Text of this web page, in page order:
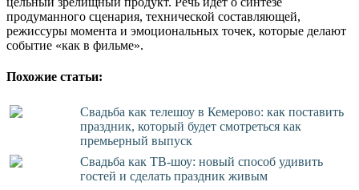
продуманного сценария, технической составляющей,
режиссуры момента и эмоциональных точек, которые делают
событие «как в фильме».
Похожие статьи:
Свадьба как телешоу в Кемерово: как поставить
праздник, который будет смотреться как
премьерный выпуск
Свадьба как ТВ‑шоу: новый способ удивить
гостей и сделать праздник живым